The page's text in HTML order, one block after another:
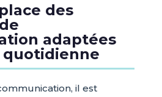
des
adaptées
quotidienne
il est